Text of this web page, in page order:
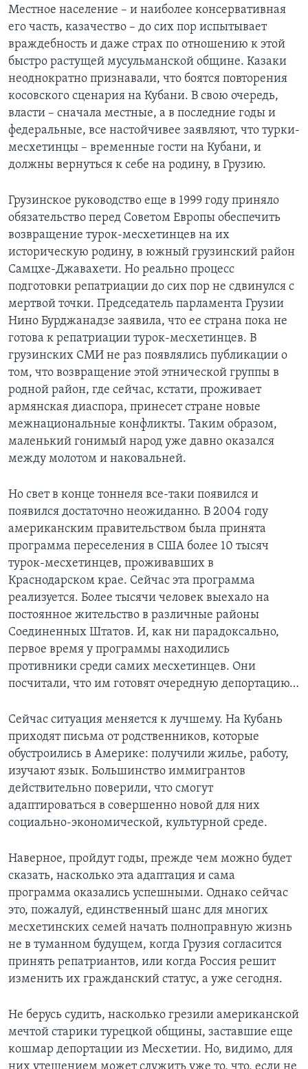
Местное население – и наиболее консервативная
его часть, казачество – до сих пор испытывает
враждебность и даже страх по отношению к этой
быстро растущей мусульманской общине. Казаки
неоднократно признавали, что боятся повторения
косовского сценария на Кубани. В свою очередь,
власти – сначала местные, а в последние годы и
федеральные, все настойчивее заявляют, что турки-
месхетинцы – временные гости на Кубани, и
должны вернуться к себе на родину, в Грузию.
Грузинское руководство еще в 1999 году приняло
обязательство перед Советом Европы обеспечить
возвращение турок-месхетинцев на их
историческую родину, в южный грузинский район
Самцхе-Джавахети. Но реально процесс
подготовки репатриации до сих пор не сдвинулся с
мертвой точки. Председатель парламента Грузии
Нино Бурджанадзе заявила, что ее страна пока не
готова к репатриации турок-месхетинцев. В
грузинских СМИ не раз появлялись публикации о
том, что возвращение этой этнической группы в
родной район, где сейчас, кстати, проживает
армянская диаспора, принесет стране новые
межнациональные конфликты. Таким образом,
маленький гонимый народ уже давно оказался
между молотом и наковальней.
Но свет в конце тоннеля все-таки появился и
появился достаточно неожиданно. В 2004 году
американским правительством была принята
программа переселения в США более 10 тысяч
турок-месхетинцев, проживавших в
Краснодарском крае. Сейчас эта программа
реализуется. Более тысячи человек выехало на
постоянное жительство в различные районы
Соединенных Штатов. И, как ни парадоксально,
первое время у программы находились
противники среди самих месхетинцев. Они
посчитали, что им готовят очередную депортацию…
Сейчас ситуация меняется к лучшему. На Кубань
приходят письма от родственников, которые
обустроились в Америке: получили жилье, работу,
изучают язык. Большинство иммигрантов
действительно поверили, что смогут
адаптироваться в совершенно новой для них
социально-экономической, культурной среде.
Наверное, пройдут годы, прежде чем можно будет
сказать, насколько эта адаптация и сама
программа оказались успешными. Однако сейчас
это, пожалуй, единственный шанс для многих
месхетинских семей начать полноправную жизнь
не в туманном будущем, когда Грузия согласится
принять репатриантов, или когда Россия решит
изменить их гражданский статус, а уже сегодня.
Не берусь судить, насколько грезили американской
мечтой старики турецкой общины, заставшие еще
кошмар депортации из Месхетии. Но, видимо, для